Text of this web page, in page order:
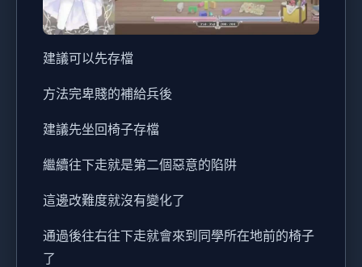
建議可以先存檔
方法完卑賤的補給兵後
建議先坐回椅子存檔
繼續往下走就是第二個惡意的陷阱
這邊改難度就沒有變化了
通過後往右往下走就會來到同學所在地前的椅子
了